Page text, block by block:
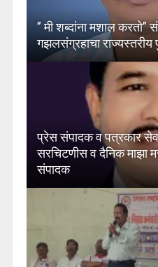
” मी शब्दांना मशाल करतो”
गझलसंग्रहाचा राज्यस्तरीय
प्रेस संपादक व पत्रकार
सरचिटणीस व दैनिक माझा
संपादक